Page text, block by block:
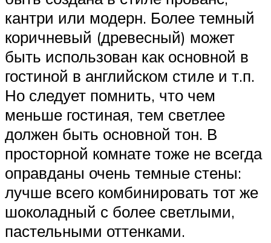
кантри или модерн. Более темный
коричневый (древесный) может
быть использован как основной в
гостиной в английском стиле и т.п.
Но следует помнить, что чем
меньше гостиная, тем светлее
должен быть основной тон. В
просторной комнате тоже не всегда
оправданы очень темные стены:
лучше всего комбинировать тот же
шоколадный с более светлыми,
пастельными оттенками.